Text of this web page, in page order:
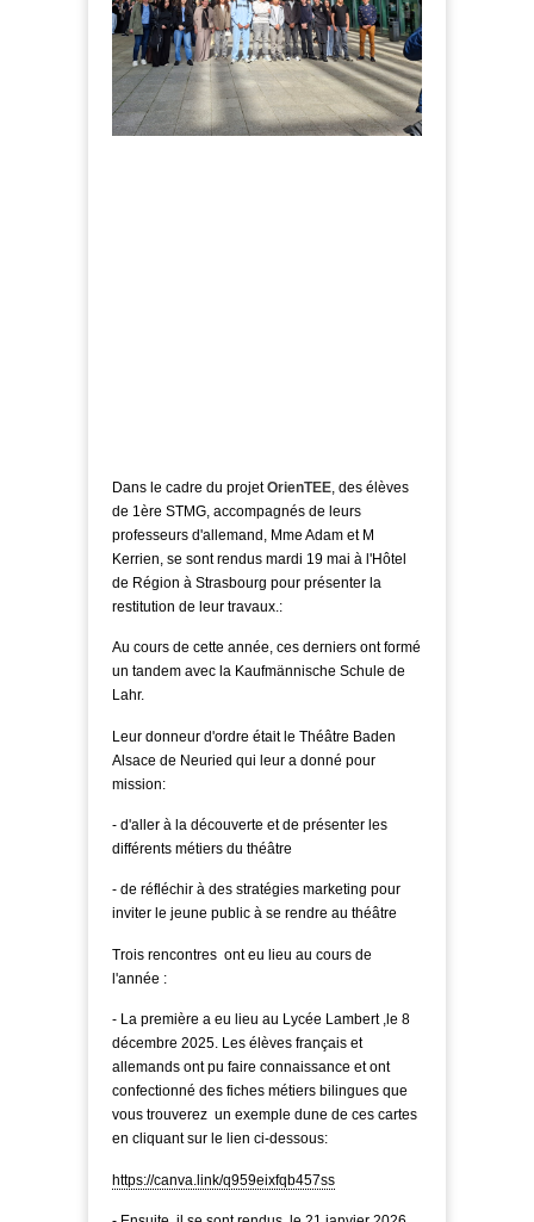
Dans le cadre du projetOrienTEE, des élèves
de 1ère STMG, accompagnés de leurs
professeurs d'allemand, Mme Adam et M
Kerrien, se sont rendus mardi 19 mai à l'Hôtel
de Région à Strasbourg pour présenter la
restitution de leur travaux.:
Au cours de cette année, ces derniers ont formé
un tandem avec la Kaufmännische Schule de
Lahr.
Leur donneur d'ordre était le Théâtre Baden
Alsace de Neuried qui leur a donné pour
mission:
- d'aller à la découverte et de présenter les
différents métiers du théâtre
- de réfléchir à des stratégies marketing pour
inviter le jeune public à se rendre au théâtre
Trois rencontres ont eu lieu au cours de
l'année :
- La première a eu lieu au Lycée Lambert ,le 8
décembre 2025. Les élèves français et
allemands ont pu faire connaissance et ont
confectionné des fiches métiers bilingues que
vous trouverez un exemple dune de ces cartes
en cliquant sur le lien ci-dessous:
https://canva.link/q959eixfqb457ss